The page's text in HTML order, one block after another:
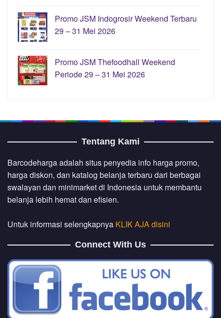
Promo JSM Indogrosir Weekend Terbaru
29 – 31 Mei 2026
Promo JSM Thefoodhall Weekend
Periode 29 – 31 Mei 2026
Tentang Kami
Barcodeharga adalah situs penyedia info harga promo,
harga diskon, dan katalog belanja terbaru dari berbagai
swalayan dan minimarket di Indonesia untuk membantu
belanja lebih hemat dan efisien.
Untuk informasi selengkapnya KLIK AJA disini
Connect With Us